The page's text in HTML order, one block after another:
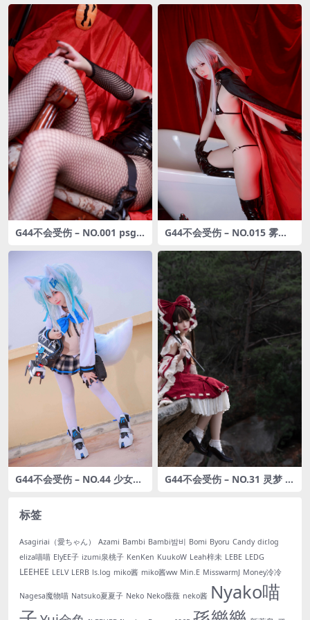
B]
G44不会受伤 – NO.001 psg
G44不会受伤 – NO.015 雾枝
G44不会受伤 – NO.44 少女前
G44不会受伤 – NO.31 灵梦 [2
标签
Asagiriai（愛ちゃん） Azami Bambi Bambi밤비 Bomi Byoru Candy dir.log
eliza喵喵 ElyEE子 izumi泉桃子 KenKen KuukoW Leah梓未 LEBE LEDG
LEEHEE LELV LERB ls.log miko酱 miko酱ww Min.E MisswarmJ Money冷冷
Nagesa魔物喵 Natsuko夏夏子 Neko Neko薇薇 neko酱 Nyako喵